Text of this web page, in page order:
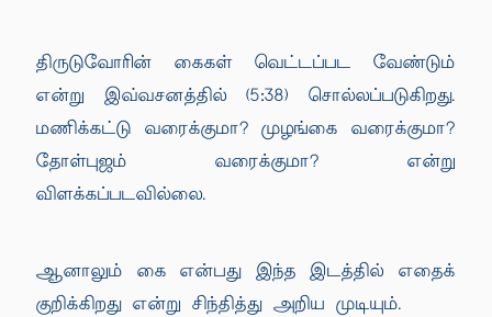
திருடுவோரின் கைகள் வெட்டப்பட வேண்டும்
என்று இவ்வசனத்தில் (5:38) சொல்லப்படுகிறது.
மணிக்கட்டு வரைக்குமா? முழங்கை வரைக்குமா?
தோள்புஜம் வரைக்குமா? என்று
விளக்கப்படவில்லை.
ஆனாலும் கை என்பது இந்த இடத்தில் எதைக்
குறிக்கிறது என்று சிந்தித்து அறிய முடியும்.